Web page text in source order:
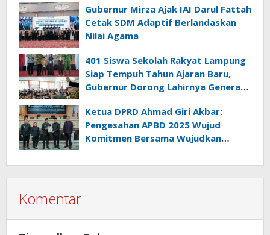
Gubernur Mirza Ajak IAI Darul Fattah
Cetak SDM Adaptif Berlandaskan
Nilai Agama
401 Siswa Sekolah Rakyat Lampung
Siap Tempuh Tahun Ajaran Baru,
Gubernur Dorong Lahirnya Generasi
Ketua DPRD Ahmad Giri Akbar:
Pengesahan APBD 2025 Wujud
Komitmen Bersama Wujudkan
Komentar